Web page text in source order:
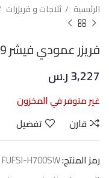
الرئيسية ثلاجات و فريزرات
فريزر عمودي فيشر 20.9 قدم انفرتر – فضي
3,227ر.س
غير متوفر في المخزون
قارن
تفضيل
رمز المنتج:FUFSI-H700SW